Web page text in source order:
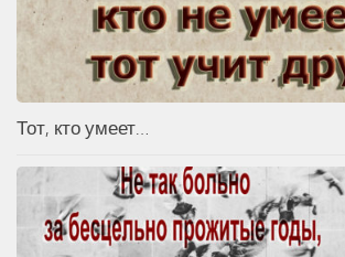
Тот, кто умеет…